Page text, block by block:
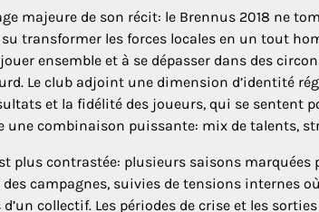
majeure de son récit: le Brennus 2018 ne
transformer les forces locales en un tout
ensemble et à se dépasser dans des
Le club adjoint une dimension d’identité
et la fidélité des joueurs, qui se sentent
une combinaison puissante: mix de talents,
plus contrastée: plusieurs saisons marquées
campagnes, suivies de tensions internes
collectif. Les périodes de crise et les